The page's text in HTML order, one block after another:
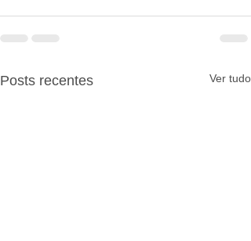
Posts recentes Ver tudo